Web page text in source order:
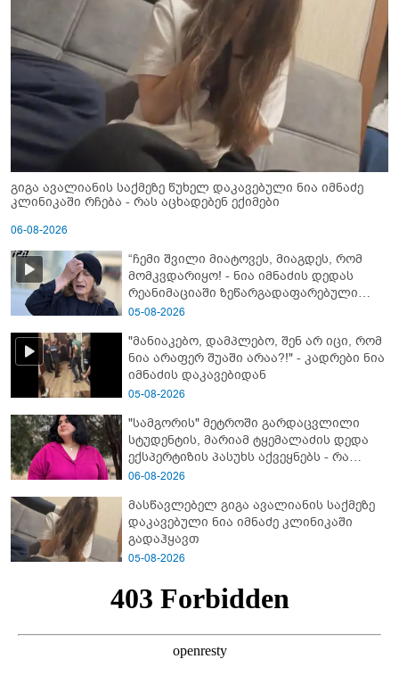
გიგა ავალიანის საქმეზე წუხელ დაკავებული ნია იმნაძე
კლინიკაში რჩება - რას აცხადებენ ექიმები
06-08-2026
“ჩემი შვილი მიატოვეს, მიაგდეს, რომ
მომკვდარიყო! - ნია იმნაძის დედას
რეანიმაციაში ზეწარგადაფარებული
შვილი არ უნახავს” - გიგა ავალიანის
05-08-2026
"მანიაკებო, დამპლებო, შენ არ იცი, რომ
ნია არაფერ შუაში არაა?!" - კადრები ნია
იმნაძის დაკავებიდან
05-08-2026
"სამგორის" მეტროში გარდაცვლილი
სტუდენტის, მარიამ ტყემალაძის დედა
ექსპერტიზის პასუხს აქვეყნებს - რა
გახდა გოგონას გარდაცვალების მიზეზი?
06-08-2026
მასწავლებელ გიგა ავალიანის საქმეზე
დაკავებული ნია იმნაძე კლინიკაში
გადაჰყავთ
05-08-2026